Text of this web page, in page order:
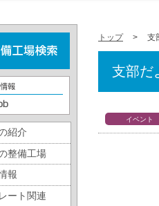
トップ > 支
支部だ
イベント
紹介
整備工場
報
ート関連